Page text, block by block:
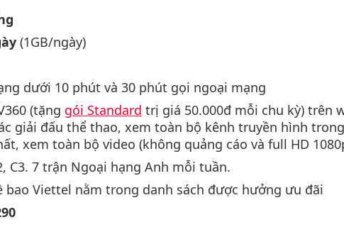
(1GB/ngày)
dưới 10 phút và 30 phút gọi ngoại mạng
(tặng gói Standard trị giá 50.000đ mỗi chu kỳ) trên
giải đấu thể thao, xem toàn bộ kênh truyền hình
xem toàn bộ video (không quảng cáo và full HD
C3. 7 trận Ngoại hạng Anh mỗi tuần.
Viettel nằm trong danh sách được hưởng ưu đãi